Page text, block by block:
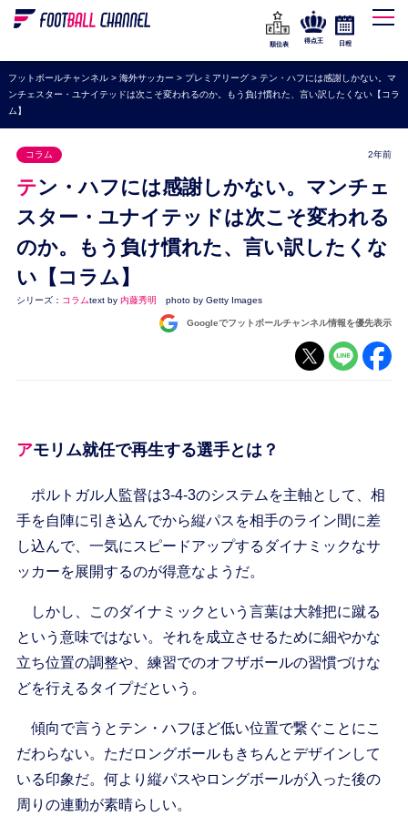
WEリーグ
海外サッカー
プレミアリーグ
ラ・リーガ
ブンデスリーガ
UEFA
ナショナルチーム
高校サッカー
順位表
得点王 日程
フットボールチャンネル> 海外サッカー > プレミアリーグ> テン・ハフには感謝しかない。マ
ンチェスター・ユナイテッドは次こそ変われるのか。もう負け慣れた、言い訳したくない【コラ
ム】
コラム 2年前
テン・ハフには感謝しかない。マンチェ
スター・ユナイテッドは次こそ変われる
のか。もう負け慣れた、言い訳したくな
い【コラム】
シリーズ： コラムtext by 内藤秀明 photo by Getty Images
Googleでフットボールチャンネル情報を優先表示
アモリム就任で再生する選手とは？
ポルトガル人監督は3-4-3のシステムを主軸として、相
手を自陣に引き込んでから縦パスを相手のライン間に差
し込んで、一気にスピードアップするダイナミックなサ
ッカーを展開するのが得意なようだ。
しかし、このダイナミックという言葉は大雑把に蹴る
という意味ではない。それを成立させるために細やかな
立ち位置の調整や、練習でのオフザボールの習慣づけな
どを行えるタイプだという。
傾向で言うとテン・ハフほど低い位置で繋ぐことにこ
だわらない。ただロングボールもきちんとデザインして
いる印象だ。何より縦パスやロングボールが入った後の
周りの連動が素晴らしい。